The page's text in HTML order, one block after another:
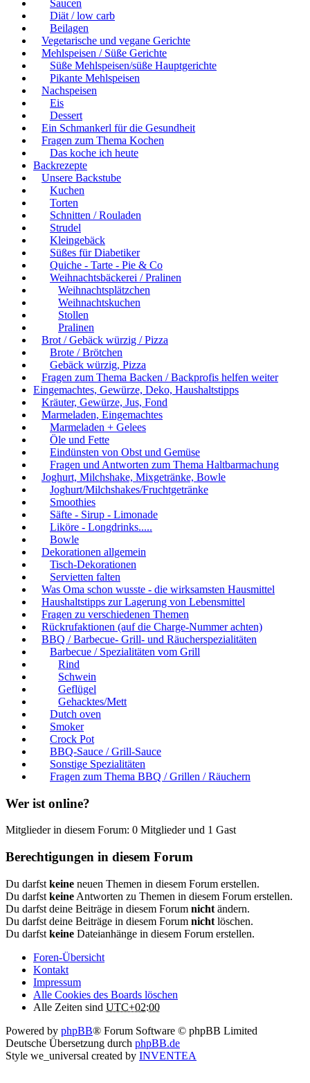
Saucen
Diät / low carb
Beilagen
Vegetarische und vegane Gerichte
Mehlspeisen / Süße Gerichte
Süße Mehlspeisen/süße Hauptgerichte
Pikante Mehlspeisen
Nachspeisen
Eis
Dessert
Ein Schmankerl für die Gesundheit
Fragen zum Thema Kochen
Das koche ich heute
Backrezepte
Unsere Backstube
Kuchen
Torten
Schnitten / Rouladen
Strudel
Kleingebäck
Süßes für Diabetiker
Quiche - Tarte - Pie & Co
Weihnachtsbäckerei / Pralinen
Weihnachtsplätzchen
Weihnachtskuchen
Stollen
Pralinen
Brot / Gebäck würzig / Pizza
Brote / Brötchen
Gebäck würzig, Pizza
Fragen zum Thema Backen / Backprofis helfen weiter
Eingemachtes, Gewürze, Deko, Haushaltstipps
Kräuter, Gewürze, Jus, Fond
Marmeladen, Eingemachtes
Marmeladen + Gelees
Öle und Fette
Eindünsten von Obst und Gemüse
Fragen und Antworten zum Thema Haltbarmachung
Joghurt, Milchshake, Mixgetränke, Bowle
Joghurt/Milchshakes/Fruchtgetränke
Smoothies
Säfte - Sirup - Limonade
Liköre - Longdrinks.....
Bowle
Dekorationen allgemein
Tisch-Dekorationen
Servietten falten
Was Oma schon wusste - die wirksamsten Hausmittel
Haushaltstipps zur Lagerung von Lebensmittel
Fragen zu verschiedenen Themen
Rückrufaktionen (auf die Charge-Nummer achten)
BBQ / Barbecue- Grill- und Räucherspezialitäten
Barbecue / Spezialitäten vom Grill
Rind
Schwein
Geflügel
Gehacktes/Mett
Dutch oven
Smoker
Crock Pot
BBQ-Sauce / Grill-Sauce
Sonstige Spezialitäten
Fragen zum Thema BBQ / Grillen / Räuchern
Wer ist online?
Mitglieder in diesem Forum: 0 Mitglieder und 1 Gast
Berechtigungen in diesem Forum
Du darfst keine neuen Themen in diesem Forum erstellen.
Du darfst keine Antworten zu Themen in diesem Forum erstellen.
Du darfst deine Beiträge in diesem Forum nicht ändern.
Du darfst deine Beiträge in diesem Forum nicht löschen.
Du darfst keine Dateianhänge in diesem Forum erstellen.
Foren-Übersicht
Kontakt
Impressum
Alle Cookies des Boards löschen
Alle Zeiten sind UTC+02:00
Powered by phpBB® Forum Software © phpBB Limited
Deutsche Übersetzung durch phpBB.de
Style we_universal created by INVENTEA